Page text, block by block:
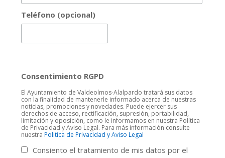
Teléfono (opcional)
Consentimiento RGPD
El Ayuntamiento de Valdeolmos-Alalpardo tratará sus datos
con la finalidad de mantenerle informado acerca de nuestras
noticias, promociones y novedades. Puede ejercer sus
derechos de acceso, rectificación, supresión, portabilidad,
limitación y oposición, como le informamos en nuestra Política
de Privacidad y Aviso Legal. Para más información consulte
nuestra Politica de Privacidad y Aviso Legal
Consiento el tratamiento de mis datos por el